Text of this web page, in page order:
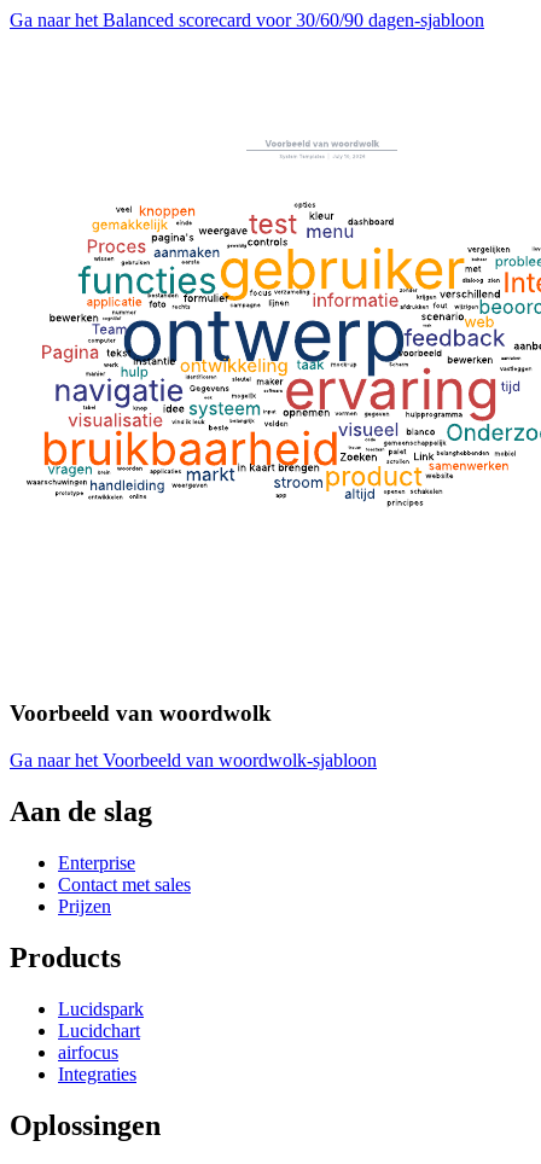
Ga naar het Balanced scorecard voor 30/60/90 dagen-sjabloon
Voorbeeld van woordwolk
Ga naar het Voorbeeld van woordwolk-sjabloon
Aan de slag
Enterprise
Contact met sales
Prijzen
Products
Lucidspark
Lucidchart
airfocus
Integraties
Oplossingen